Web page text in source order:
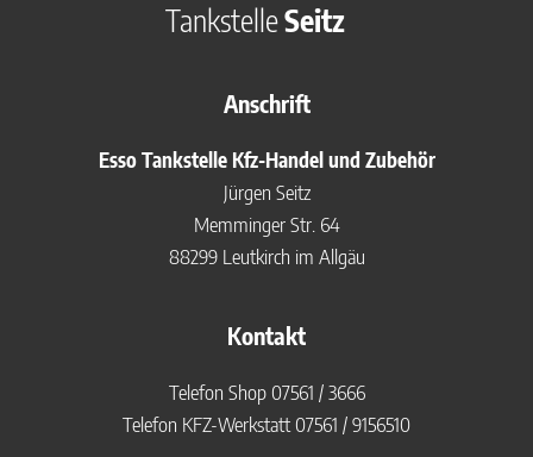
TankstelleSeitz
Anschrift
Esso Tankstelle Kfz-Handel und Zubehör
Jürgen Seitz
Memminger Str. 64
88299 Leutkirch im Allgäu
Kontakt
Telefon Shop07561 / 3666
Telefon KFZ-Werkstatt07561 / 9156510